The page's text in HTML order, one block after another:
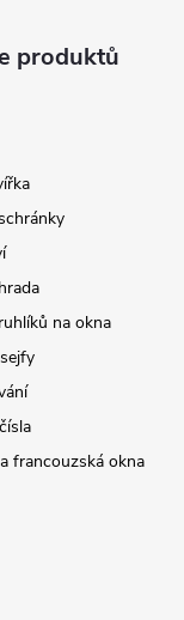
produktů
na okna
francouzská okna